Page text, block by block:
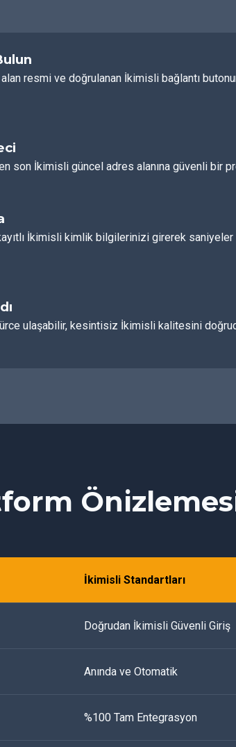
resmi ve doğrulanan İkimisli bağlantı
son İkimisli güncel adres alanına güvenli bir
İkimisli kimlik bilgilerinizi girerek
ulaşabilir, kesintisiz İkimisli kalitesini
İkimisli Standartları
Doğrudan İkimisli Güvenli Giriş
Anında ve Otomatik
%100 Tam Entegrasyon